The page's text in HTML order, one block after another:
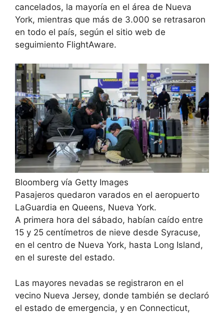
cancelados, la mayoría en el área de Nueva
York, mientras que más de 3.000 se retrasaron
en todo el país, según el sitio web de
seguimiento FlightAware.
Bloomberg vía Getty Images
Pasajeros quedaron varados en el aeropuerto
LaGuardia en Queens, Nueva York.
A primera hora del sábado, habían caído entre
15 y 25 centímetros de nieve desde Syracuse,
en el centro de Nueva York, hasta Long Island,
en el sureste del estado.
Las mayores nevadas se registraron en el
vecino Nueva Jersey, donde también se declaró
el estado de emergencia, y en Connecticut,